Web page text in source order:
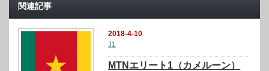
関連記事
2018-4-10
J1
MTNエリート1（カメルーン）